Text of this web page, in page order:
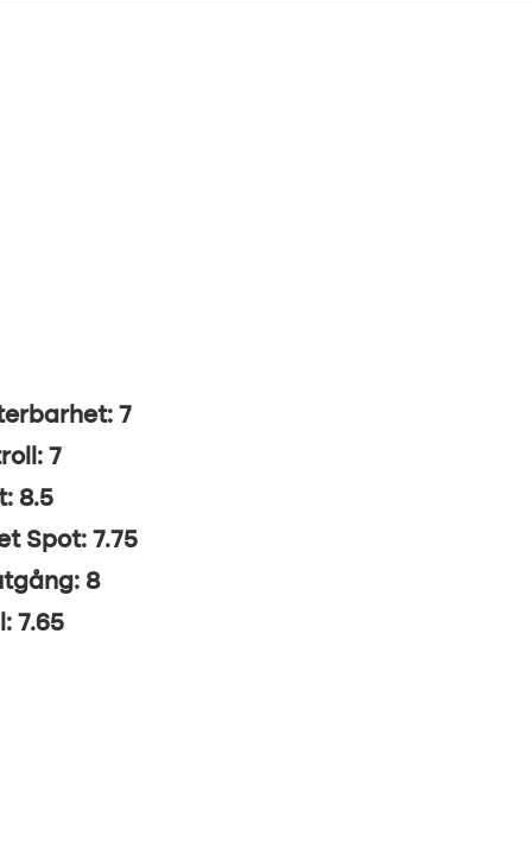
7
7
8.5
Spot: 7.75
8
7.65